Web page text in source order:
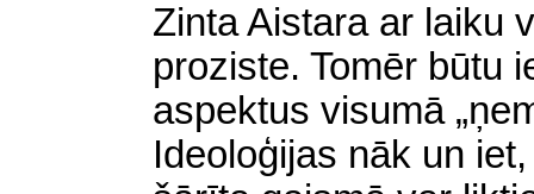
Zinta Aistara ar laiku
proziste. Tomēr būtu
aspektus visumā
Ideoloģijas nāk un